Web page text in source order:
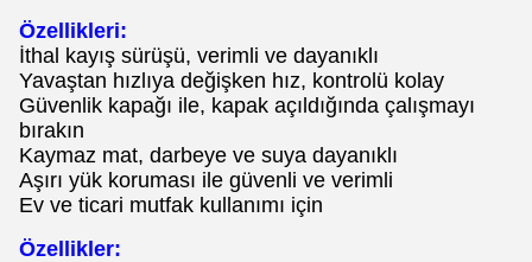
Özellikleri:
İthal kayış sürüşü, verimli ve dayanıklı
Yavaştan hızlıya değişken hız, kontrolü kolay
Güvenlik kapağı ile, kapak açıldığında çalışmayı
bırakın
Kaymaz mat, darbeye ve suya dayanıklı
Aşırı yük koruması ile güvenli ve verimli
Ev ve ticari mutfak kullanımı için
Özellikler: